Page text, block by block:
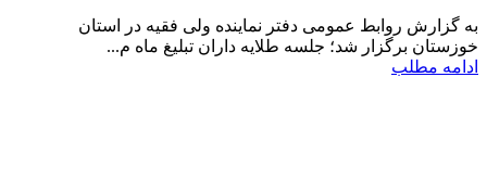
به گزارش روابط عمومی دفتر نماینده ولی فقیه در استان
خوزستان برگزار شد؛ جلسه طلایه داران تبلیغ ماه م...
ادامه مطلب